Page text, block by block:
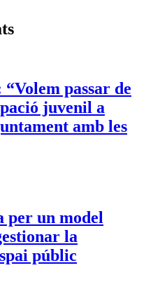
passar de
juvenil a
amb les
per un model
la
públic